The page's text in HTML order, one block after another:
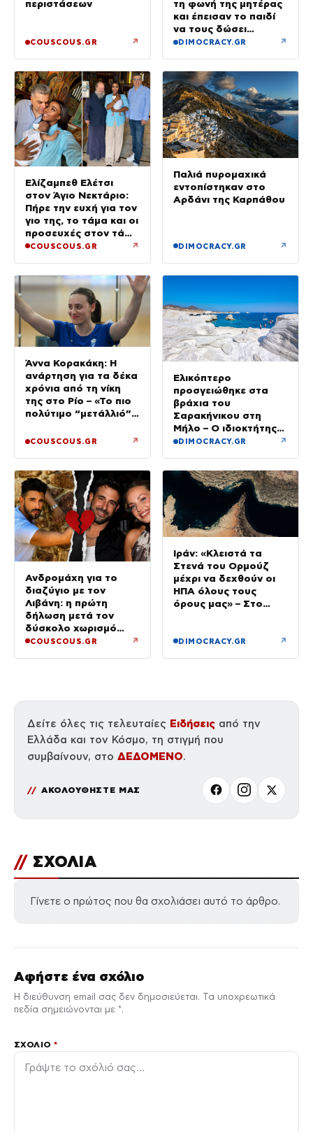
περιστάσεων
COUSCOUS.GR ↗
τη φωνή της μητέρας
και έπεισαν το παιδί
να τους δώσει
χρήματα και
DIMOCRACY.GR ↗
Ελίζαμπεθ Ελέτσι
στον Άγιο Νεκτάριο:
Πήρε την ευχή για τον
γιο της, το τάμα και οι
προσευχές στον τάφο
του Αγίου
COUSCOUS.GR ↗
Παλιά πυρομαχικά
εντοπίστηκαν στο
Αρδάνι της Καρπάθου
DIMOCRACY.GR ↗
Άννα Κορακάκη: Η
ανάρτηση για τα δέκα
χρόνια από τη νίκη
της στο Ρίο – «Το πιο
πολύτιμο “μετάλλιό”
COUSCOUS.GR ↗
Ελικόπτερο
προσγειώθηκε στα
βράχια του
Σαρακήνικου στη
Μήλο – Ο ιδιοκτήτης
κατέβηκε για μπάνιο
DIMOCRACY.GR ↗
Ανδρομάχη για το
διαζύγιο με τον
Λιβάνη: η πρώτη
δήλωση μετά τον
δύσκολο χωρισμό
«Όποιος έχει…»
COUSCOUS.GR ↗
Ιράν: «Κλειστά τα
Στενά του Ορμούζ
μέχρι να δεχθούν οι
ΗΠΑ όλους τους
όρους μας» – Στο
DIMOCRACY.GR ↗
Δείτε όλες τις τελευταίες Ειδήσεις από την
Ελλάδα και τον Κόσμο, τη στιγμή που
συμβαίνουν, στο ΔΕΔΟΜΕΝΟ.
ΑΚΟΛΟΥΘΗΣΤΕ ΜΑΣ
// ΣΧΟΛΙΑ
Γίνετε ο πρώτος που θα σχολιάσει αυτό το άρθρο.
Αφήστε ένα σχόλιο
Η διεύθυνση email σας δεν δημοσιεύεται. Τα υποχρεωτικά
πεδία σημειώνονται με *.
ΣΧΌΛΙΟ*